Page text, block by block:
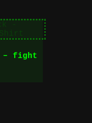
– fight